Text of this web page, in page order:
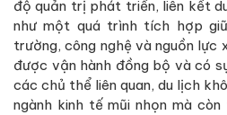
độ quản trị phát triển, liên kết
như một quá trình tích hợp
trường, công nghệ và nguồn lực
được vận hành đồng bộ và có
các chủ thể liên quan, du lịch
ngành kinh tế mũi nhọn mà